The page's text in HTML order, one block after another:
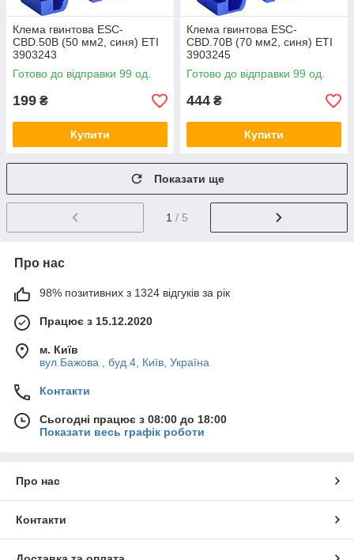
Клема гвинтова ESC-
CBD.50B (50 мм2, синя) ETI
3903243
Готово до відправки 99 од.
199 ₴
Купити
Клема гвинтова ESC-
CBD.70B (70 мм2, синя) ETI
3903245
Готово до відправки 99 од.
444 ₴
Купити
Показати ще
1 / 5
Про нас
98% позитивних з 1324 відгуків за рік
Працює з 15.12.2020
м. Київ
вул.Бажова , буд.4, Київ, Україна
Контакти
Сьогодні працює з 08:00 до 18:00
Показати весь графік роботи
Про нас
Контакти